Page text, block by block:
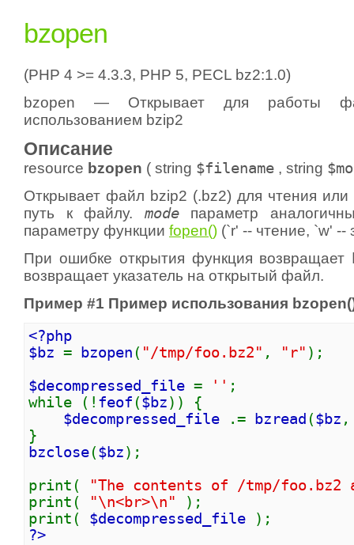
bzopen
(PHP 4 >= 4.3.3, PHP 5, PECL bz2:1.0)
bzopen — Открывает для работы
использованием bzip2
Описание
resource bzopen ( string $filename , string
Открывает файл bzip2 (.bz2) для чтения
путь к файлу. modeпараметр
параметру функции fopen() (`r' -- чтение, `w' --
При ошибке открытия функция возвращает
возвращает указатель на открытый файл.
Пример #1 Пример использования
<?php
$bz = bzopen ( "/tmp/foo.bz2" , "r" );
$decompressed_file = '' ;
while (! feof ($bz)) {
$decompressed_file
.= bzread ($bz
}
bzclose($bz);
print(
"The contents of /tmp/
print(
"\n<br>\n"
);
print( $decompressed_file
);
?>